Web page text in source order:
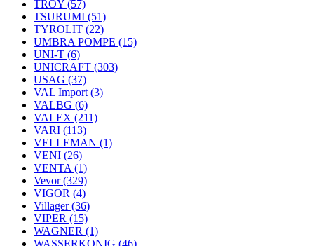
TROY (57)
TSURUMI (51)
TYROLIT (22)
UMBRA POMPE (15)
UNI-T (6)
UNICRAFT (303)
USAG (37)
VAL Import (3)
VALBG (6)
VALEX (211)
VARI (113)
VELLEMAN (1)
VENI (26)
VENTA (1)
Vevor(329)
VIGOR (4)
Villager(36)
VIPER (15)
WAGNER (1)
WASSERKONIG (46)